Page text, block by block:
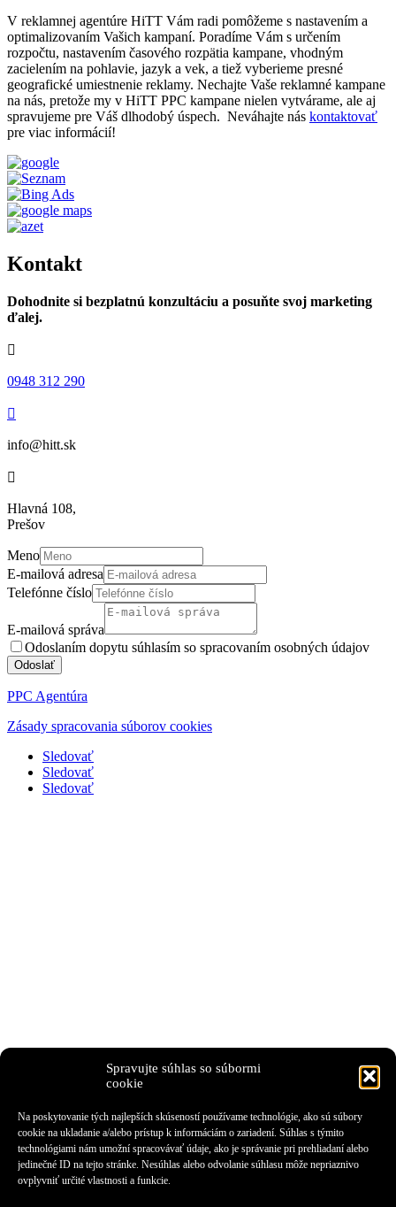
Spravujte súhlas so súbormi
cookie
Na poskytovanie tých najlepších skúseností používame technológie, ako sú súbory
cookie na ukladanie a/alebo prístup k informáciám o zariadení. Súhlas s týmito
technológiami nám umožní spracovávať údaje, ako je správanie pri prehliadaní alebo
jedinečné ID na tejto stránke. Nesúhlas alebo odvolanie súhlasu môže nepriaznivo
ovplyvniť určité vlastnosti a funkcie.
V reklamnej agentúre HiTT Vám radi pomôžeme s nastavením a
optimalizovaním Vašich kampaní. Poradíme Vám s určením
rozpočtu, nastavením časového rozpätia kampane, vhodným
zacielením na pohlavie, jazyk a vek, a tiež vyberieme presné
geografické umiestnenie reklamy. Nechajte Vaše reklamné kampane
na nás, pretože my v HiTT PPC kampane nielen vytvárame, ale aj
spravujeme pre Váš dlhodobý úspech. Neváhajte nás kontaktovať
pre viac informácií!
Kontakt
Dohodnite si bezplatnú konzultáciu a posuňte svoj marketing
ďalej.

0948 312 290

info@hitt.sk

Hlavná 108,
Prešov
Meno
E-mailová adresa
Telefónne číslo
E-mailová správa
Odoslaním dopytu súhlasím so spracovaním osobných údajov
Odoslať
PPC Agentúra
Zásady spracovania súborov cookies
Sledovať
Sledovať
Sledovať